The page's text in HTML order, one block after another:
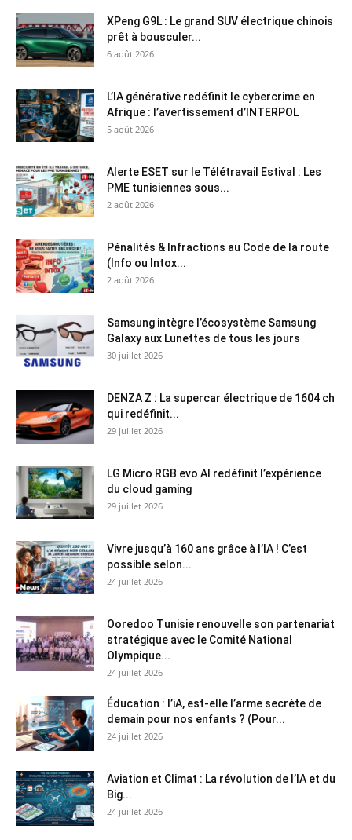
XPeng G9L : Le grand SUV électrique chinois
prêt à bousculer...
6 août 2026
L’IA générative redéfinit le cybercrime en
Afrique : l’avertissement d’INTERPOL
5 août 2026
Alerte ESET sur le Télétravail Estival : Les
PME tunisiennes sous...
2 août 2026
Pénalités & Infractions au Code de la route
(Info ou Intox...
2 août 2026
Samsung intègre l’écosystème Samsung
Galaxy aux Lunettes de tous les jours
30 juillet 2026
DENZA Z : La supercar électrique de 1604 ch
qui redéfinit...
29 juillet 2026
LG Micro RGB evo AI redéfinit l’expérience
du cloud gaming
29 juillet 2026
Vivre jusqu’à 160 ans grâce à l’IA ! C’est
possible selon...
24 juillet 2026
Ooredoo Tunisie renouvelle son partenariat
stratégique avec le Comité National
Olympique...
24 juillet 2026
Éducation : l’iA, est-elle l’arme secrète de
demain pour nos enfants ? (Pour...
24 juillet 2026
Aviation et Climat : La révolution de l’IA et du
Big...
24 juillet 2026